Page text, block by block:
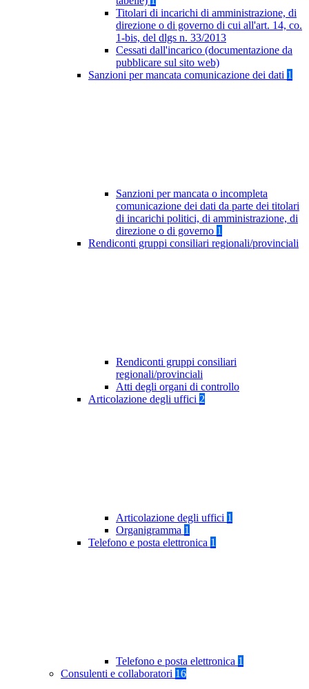
Titolari di incarichi di amministrazione, di
direzione o di governo di cui all'art. 14, co.
1-bis, del dlgs n. 33/2013
Cessati dall'incarico (documentazione da
pubblicare sul sito web)
Sanzioni per mancata comunicazione dei dati 1
Sanzioni per mancata o incompleta
comunicazione dei dati da parte dei titolari
di incarichi politici, di amministrazione, di
direzione o di governo 1
Rendiconti gruppi consiliari regionali/provinciali
Rendiconti gruppi consiliari
regionali/provinciali
Atti degli organi di controllo
Articolazione degli uffici 2
Articolazione degli uffici 1
Organigramma 1
Telefono e posta elettronica 1
Telefono e posta elettronica 1
Consulenti e collaboratori 16